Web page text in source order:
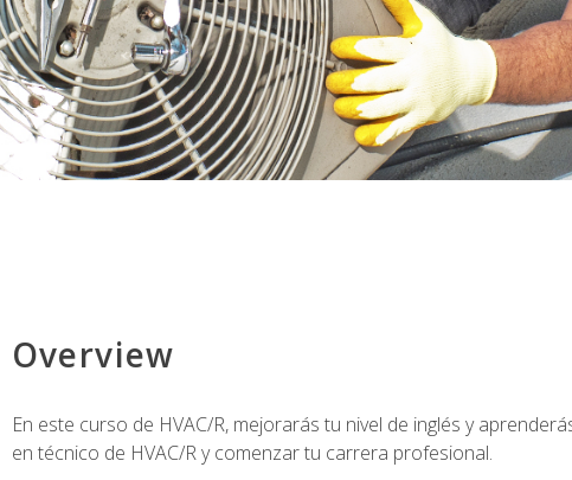
Overview
En este curso de HVAC/R, mejorarás tu nivel de inglés y
en técnico de HVAC/R y comenzar tu carrera profesional.